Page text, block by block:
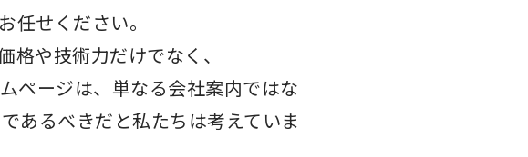
任せください。
や技術力だけでなく、
ページは、単なる会社案内ではな
であるべきだと私たちは考えていま